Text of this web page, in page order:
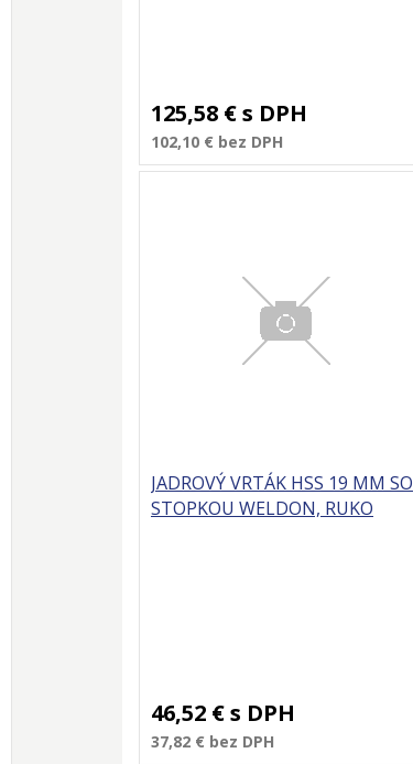
125,58 €s DPH
102,10 € bez DPH
JADROVÝ VRTÁK HSS 19 MM SO
STOPKOU WELDON, RUKO
46,52 €s DPH
37,82 € bez DPH